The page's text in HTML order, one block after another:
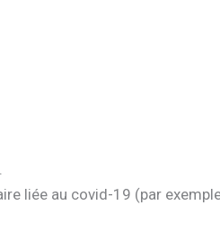
liée au covid-19 (par